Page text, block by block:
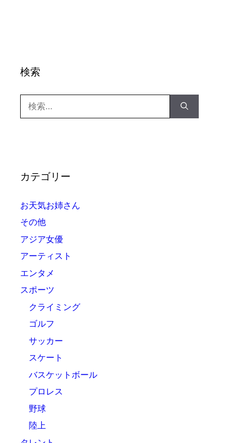
検索
索:
カテゴリー
お天気お姉さん
その他
アジア女優
アーティスト
エンタメ
スポーツ
クライミング
ゴルフ
サッカー
スケート
バスケットボール
プロレス
野球
陸上